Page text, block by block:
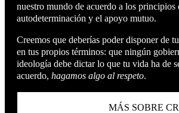
nuestro mundo de acuerdo a los principios
autodeterminación y el apoyo mutuo.
Creemos que deberías poder disponer de
en tus propios términos: que ningún
ideología debe dictar lo que tu vida ha de
acuerdo, hagamos algo al respeto.
MÁS SOBRE